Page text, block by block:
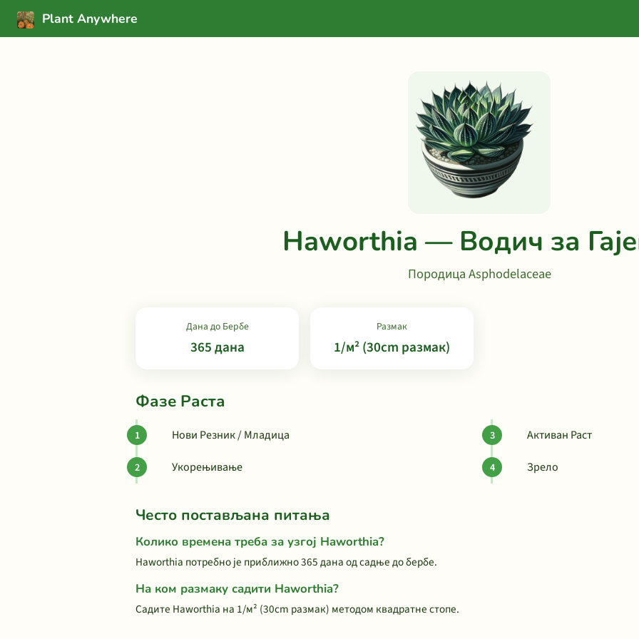
Plant Anywhere
Haworthia — Водич за
Породица Asphodelaceae
Дана до Бербе
365 дана
Размак
1/м² (30cm размак)
Фазе Раста
Нови Резник / Младица
Укорењивање
Активан Раст
Зрело
Често постављана питања
Колико времена треба за узгој Haworthia?
Haworthia потребно је приближно 365 дана од садње до бербе.
На ком размаку садити Haworthia?
Садите Haworthia на 1/м² (30cm размак) методом квадратне стопе.